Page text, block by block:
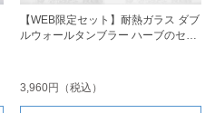
【WEB限定セット】耐熱ガラス ダブ
ルウォールタンブラー ハーブのセッ
3,960円（税込）